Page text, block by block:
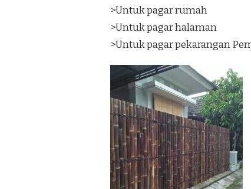
>Untuk pagar rumah
>Untuk pagar halaman
>Untuk pagar pekarangan